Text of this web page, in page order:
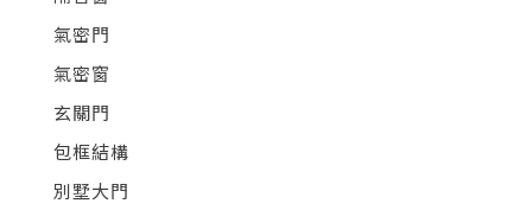
氣密門
氣密窗
玄關門
包框結構
別墅大門